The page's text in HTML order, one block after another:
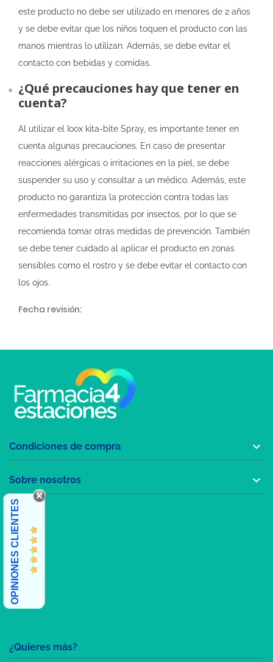
este producto no debe ser utilizado en menores de 2 años
y se debe evitar que los niños toquen el producto con las
manos mientras lo utilizan. Además, se debe evitar el
contacto con bebidas y comidas.
¿Qué precauciones hay que tener en
cuenta?
Al utilizar el Ioox kita-bite Spray, es importante tener en
cuenta algunas precauciones. En caso de presentar
reacciones alérgicas o irritaciones en la piel, se debe
suspender su uso y consultar a un médico. Además, este
producto no garantiza la protección contra todas las
enfermedades transmitidas por insectos, por lo que se
recomienda tomar otras medidas de prevención. También
se debe tener cuidado al aplicar el producto en zonas
sensibles como el rostro y se debe evitar el contacto con
los ojos.
Fecha revisión:
¿Quieres más?
Condiciones de compra 
Sobre nosotros 
OPINIONES CLIENTES